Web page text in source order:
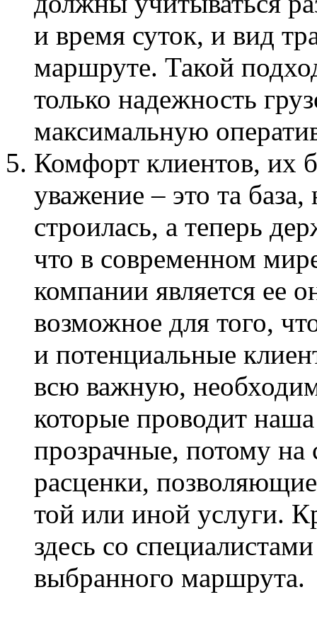
и время суток, и вид
маршруте. Такой
только надежность
максимальную
Комфорт клиентов, их
уважение – это та
строилась, а теперь
что в современном
компании является ее
возможное для того,
и потенциальные
всю важную,
которые проводит
прозрачные, потому на
расценки,
той или иной услуги.
здесь со
выбранного маршрута.